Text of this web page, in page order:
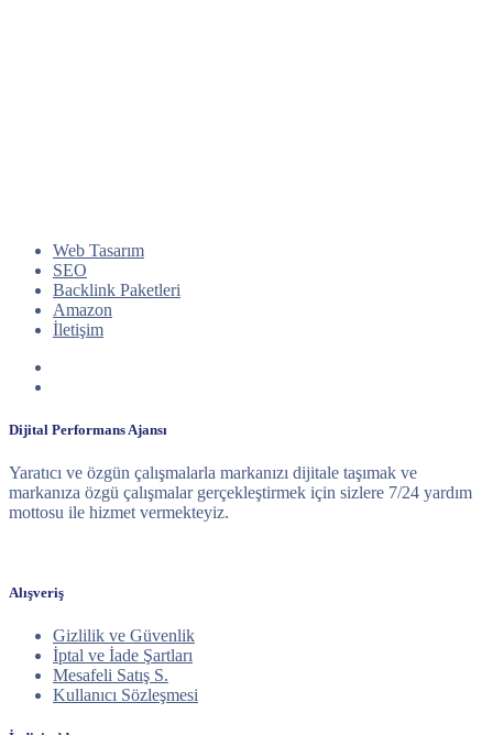
Web Tasarım
SEO
Backlink Paketleri
Amazon
İletişim
Dijital Performans Ajansı
Yaratıcı ve özgün çalışmalarla markanızı dijitale taşımak ve
markanıza özgü çalışmalar gerçekleştirmek için sizlere 7/24 yardım
mottosu ile hizmet vermekteyiz.
Alışveriş
Gizlilik ve Güvenlik
İptal ve İade Şartları
Mesafeli Satış S.
Kullanıcı Sözleşmesi